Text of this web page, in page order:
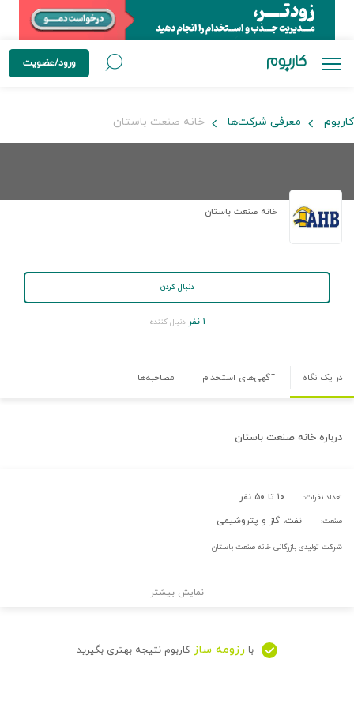
ورود/عضویت
کاربوم معرفی شرکت‌ها خانه صنعت باستان
خانه صنعت باستان
دنبال کردن
۱ نفر دنبال کننده
در یک نگاه آگهی‌های استخدام مصاحبه‌ها
درباره خانه صنعت باستان
تعداد نفرات: ۱۰ تا ۵۰ نفر
صنعت: نفت، گاز و پتروشیمی
شرکت تولیدی بازرگانی خانه صنعت باستان
نمایش بیشتر
با رزومه ساز کاربوم نتیجه بهتری بگیرید